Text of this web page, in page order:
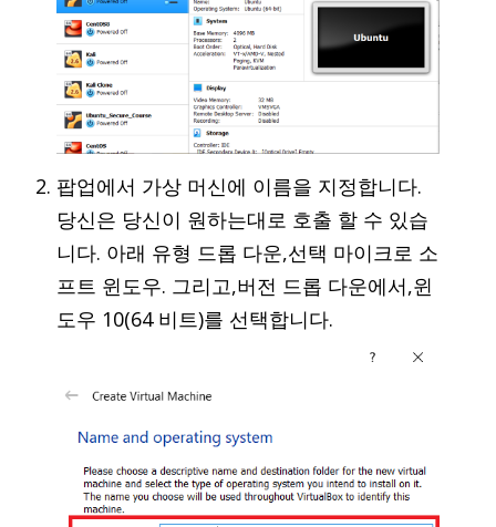
팝업에서 가상 머신에 이름을 지정합니다.
당신은 당신이 원하는대로 호출 할 수 있습
니다. 아래 유형 드롭 다운,선택 마이크로 소
프트 윈도우. 그리고,버전 드롭 다운에서,윈
도우 10(64 비트)를 선택합니다.